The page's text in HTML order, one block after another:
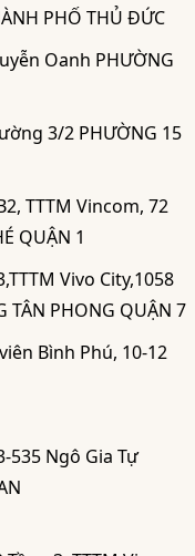
PHỐ THỦ ĐỨC
Oanh PHƯỜNG
3/2 PHƯỜNG 15
TTTM Vincom, 72
QUẬN 1
Vivo City,1058
PHONG QUẬN 7
Bình Phú, 10-12
535 Ngô Gia Tự